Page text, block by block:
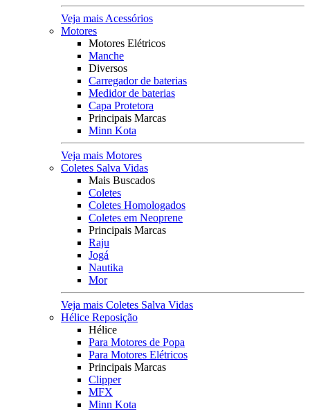
Veja mais Acessórios
Motores
Motores Elétricos
Manche
Diversos
Carregador de baterias
Medidor de baterias
Capa Protetora
Principais Marcas
Minn Kota
Veja mais Motores
Coletes Salva Vidas
Mais Buscados
Coletes
Coletes Homologados
Coletes em Neoprene
Principais Marcas
Raju
Jogá
Nautika
Mor
Veja mais Coletes Salva Vidas
Hélice Reposição
Hélice
Para Motores de Popa
Para Motores Elétricos
Principais Marcas
Clipper
MFX
Minn Kota